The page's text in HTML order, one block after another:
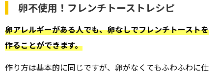
卵不使用！フレンチトーストレシピ
卵アレルギーがある人でも、卵なしでフレンチトーストを
作ることができます。
作り方は基本的に同じですが、卵がなくてもふわふわに仕